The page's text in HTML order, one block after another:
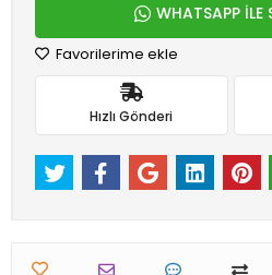
WHATSAPP İLE
Favorilerime ekle
Hızlı Gönderi